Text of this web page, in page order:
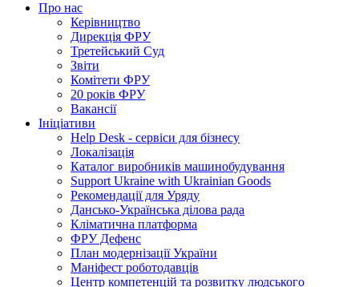
Про нас
Керівництво
Дирекція ФРУ
Третейський Суд
Звіти
Комітети ФРУ
20 років ФРУ
Вакансії
Ініціативи
Help Desk - сервіси для бізнесу
Локалізація
Каталог виробників машинобудування
Support Ukraine with Ukrainian Goods
Рекомендації для Уряду
Дансько-Українська ділова рада
Кліматична платформа
ФРУ Дефенс
План модернізації України
Маніфест роботодавців
Центр компетенцій та розвитку людського